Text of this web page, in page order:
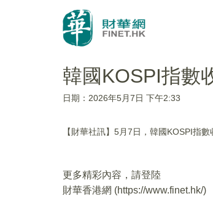
韓國KOSPI指數
日期：2026年5月7日 下午2:33
【財華社訊】5月7日，韓國KOSPI指
更多精彩內容，請登陸
財華香港網 (https://www.finet.hk/)